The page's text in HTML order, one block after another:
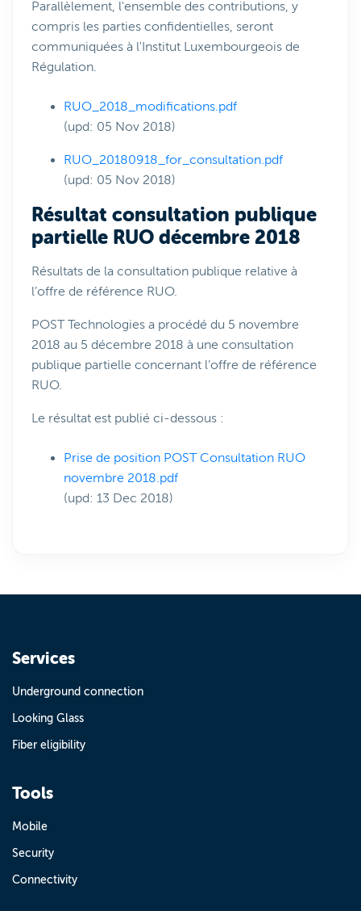
Parallèlement, l'ensemble des contributions, y
compris les parties confidentielles, seront
communiquées à l'Institut Luxembourgeois de
Régulation.
RUO_2018_modifications.pdf
(upd: 05 Nov 2018)
RUO_20180918_for_consultation.pdf
(upd: 05 Nov 2018)
Résultat consultation publique
partielle RUO décembre 2018
Résultats de la consultation publique relative à
l’offre de référence RUO.
POST Technologies a procédé du 5 novembre
2018 au 5 décembre 2018 à une consultation
publique partielle concernant l’offre de référence
RUO.
Le résultat est publié ci-dessous :
Prise de position POST Consultation RUO
novembre 2018.pdf
(upd: 13 Dec 2018)
Services
Underground connection
Looking Glass
Fiber eligibility
Tools
Mobile
Security
Connectivity